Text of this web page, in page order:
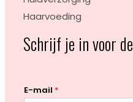
Haarvoeding
Schrijf je in voor
E-mail *